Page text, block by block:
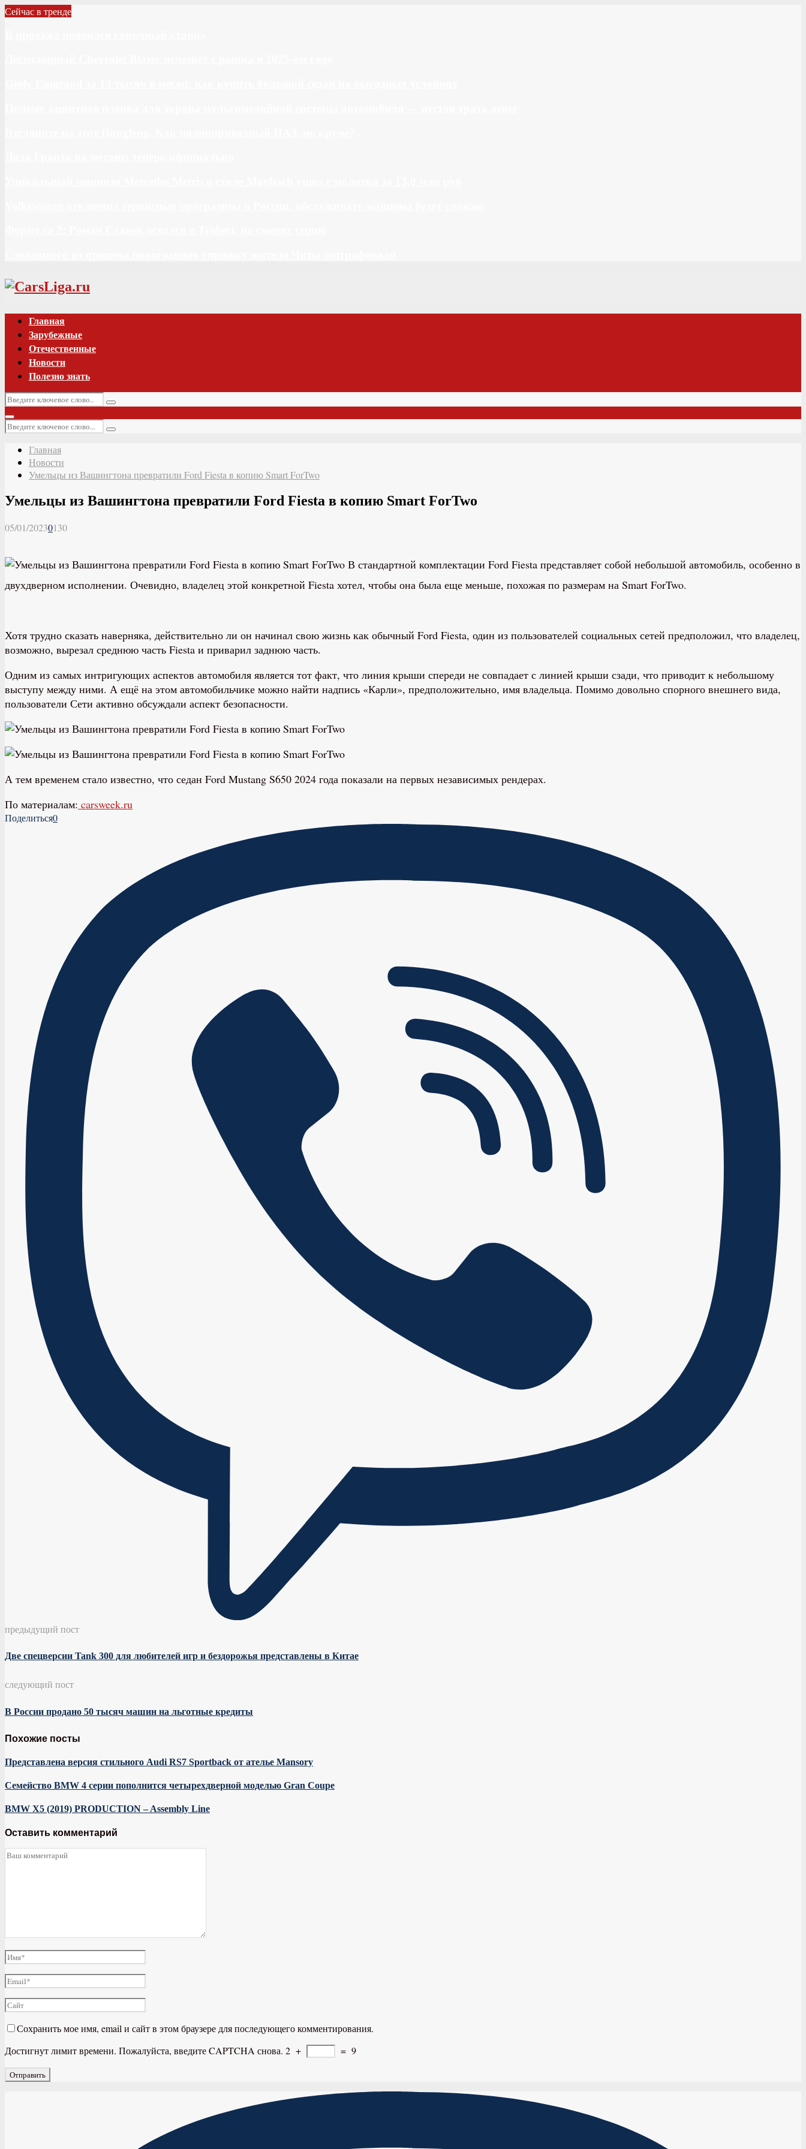
Сейчас в тренде
Vk
Главная
Зарубежные
Отечественные
Новости
Полезно знать
Искать:
Поиск
Основное
меню
Искать:
Поиск
Главная
Новости
Умельцы из Вашингтона превратили Ford Fiesta в копию Smart ForTwo
Умельцы из Вашингтона превратили Ford Fiesta в копию Smart ForTwo
05/01/20230130
В стандартной комплектации Ford Fiesta представляет собой небольшой автомобиль, особенно в
двухдверном исполнении. Очевидно, владелец этой конкретной Fiesta хотел, чтобы она была еще меньше, похожая по размерам на Smart ForTwo.
Хотя трудно сказать наверняка, действительно ли он начинал свою жизнь как обычный Ford Fiesta, один из пользователей социальных сетей предположил, что владелец,
возможно, вырезал среднюю часть Fiesta и приварил заднюю часть.
Одним из самых интригующих аспектов автомобиля является тот факт, что линия крыши спереди не совпадает с линией крыши сзади, что приводит к небольшому
выступу между ними. А ещё на этом автомобильчике можно найти надпись «Карли», предположительно, имя владельца. Помимо довольно спорного внешнего вида,
пользователи Сети активно обсуждали аспект безопасности.
А тем временем стало известно, что седан Ford Mustang S650 2024 года показали на первых независимых рендерах.
По материалам: carsweek.ru
Поделиться0
предыдущий пост
Две спецверсии Tank 300 для любителей игр и бездорожья представлены в Китае
следующий пост
В России продано 50 тысяч машин на льготные кредиты
Похожие посты
Представлена версия стильного Audi RS7 Sportback от ателье Mansory
Семейство BMW 4 серии пополнится четырехдверной моделью Gran Coupe
BMW X5 (2019) PRODUCTION – Assembly Line
Оставить комментарий
Сохранить мое имя, email и сайт в этом браузере для последующего комментирования.
Достигнут лимит времени. Пожалуйста, введите CAPTCHA снова. 2 + = 9